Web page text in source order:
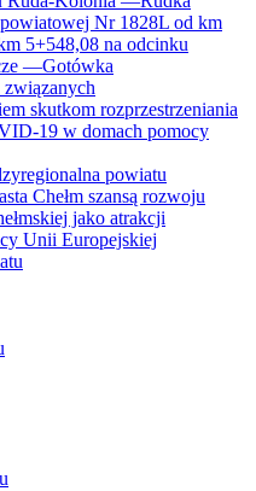
Nr 1828L od km
5+548,08 na odcinku
—Gotówka
związanych
skutkom rozprzestrzeniania
19 w domach pomocy
powiatu
Chełm szansą rozwoju
jako atrakcji
Unii Europejskiej